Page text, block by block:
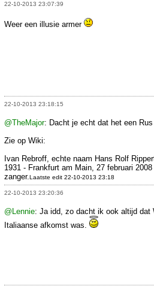
22-10-2013 23:07:39
Weer een illusie armer
22-10-2013 23:18:15
@TheMajor: Dacht je echt dat het een
Zie op Wiki:
Ivan Rebroff, echte naam Hans Rolf
1931 - Frankfurt am Main, 27 februari
zanger.Laatste edit 22-10-2013 23:18
22-10-2013 23:20:36
@Lennie: Ja idd, zo dacht ik ook altijd dat
Italiaanse afkomst was.